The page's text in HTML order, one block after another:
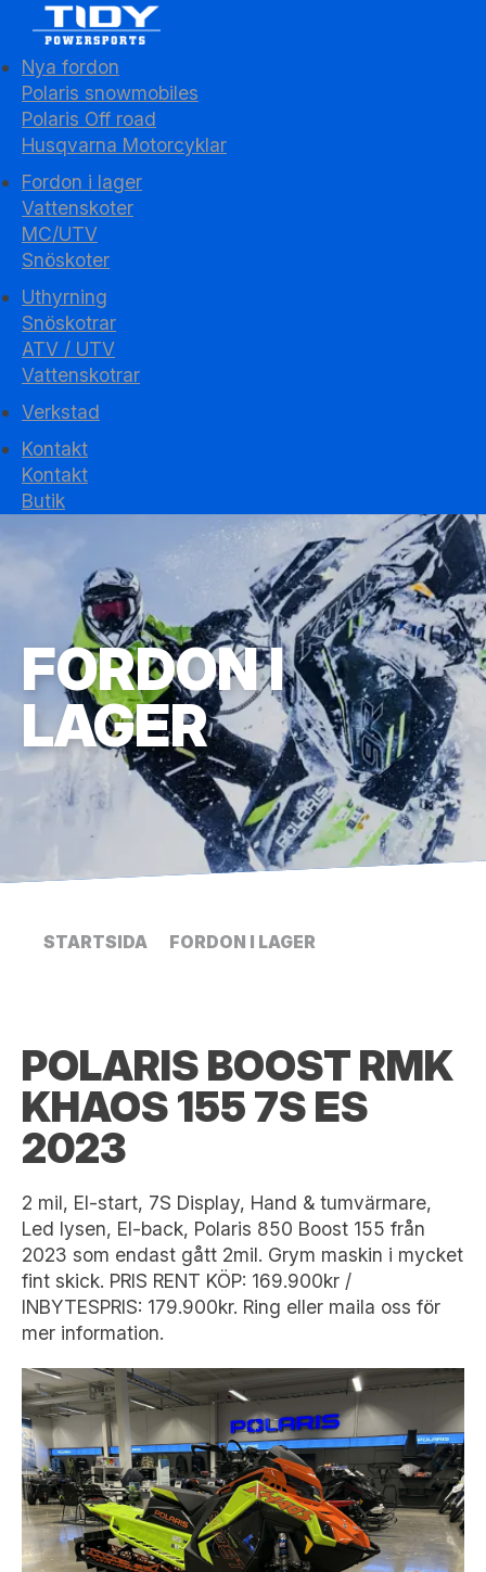
Nya fordon
Polaris snowmobiles
Polaris Off road
Husqvarna Motorcyklar
Fordon i lager
Vattenskoter
MC/UTV
Snöskoter
Uthyrning
Snöskotrar
ATV / UTV
Vattenskotrar
Verkstad
Kontakt
Kontakt
Butik
FORDON I
LAGER
STARTSIDA FORDON I LAGER
POLARIS BOOST RMK
KHAOS 155 7S ES
2023
2 mil, El-start, 7S Display, Hand & tumvärmare,
Led lysen, El-back, Polaris 850 Boost 155 från
2023 som endast gått 2mil. Grym maskin i mycket
fint skick. PRIS RENT KÖP: 169.900kr /
INBYTESPRIS: 179.900kr. Ring eller maila oss för
mer information.